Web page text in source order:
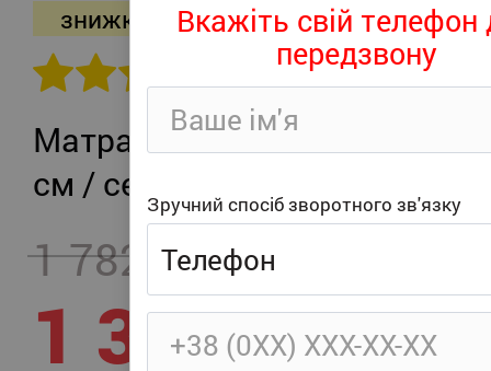
знижка -26%
302 відгуків
Матрац Persei Roll Air UP
см / середня жорсткість
1 782 - 457
1 325
Вкажіть свій телефон
передзвону
Зручний спосіб зворотного зв'язку